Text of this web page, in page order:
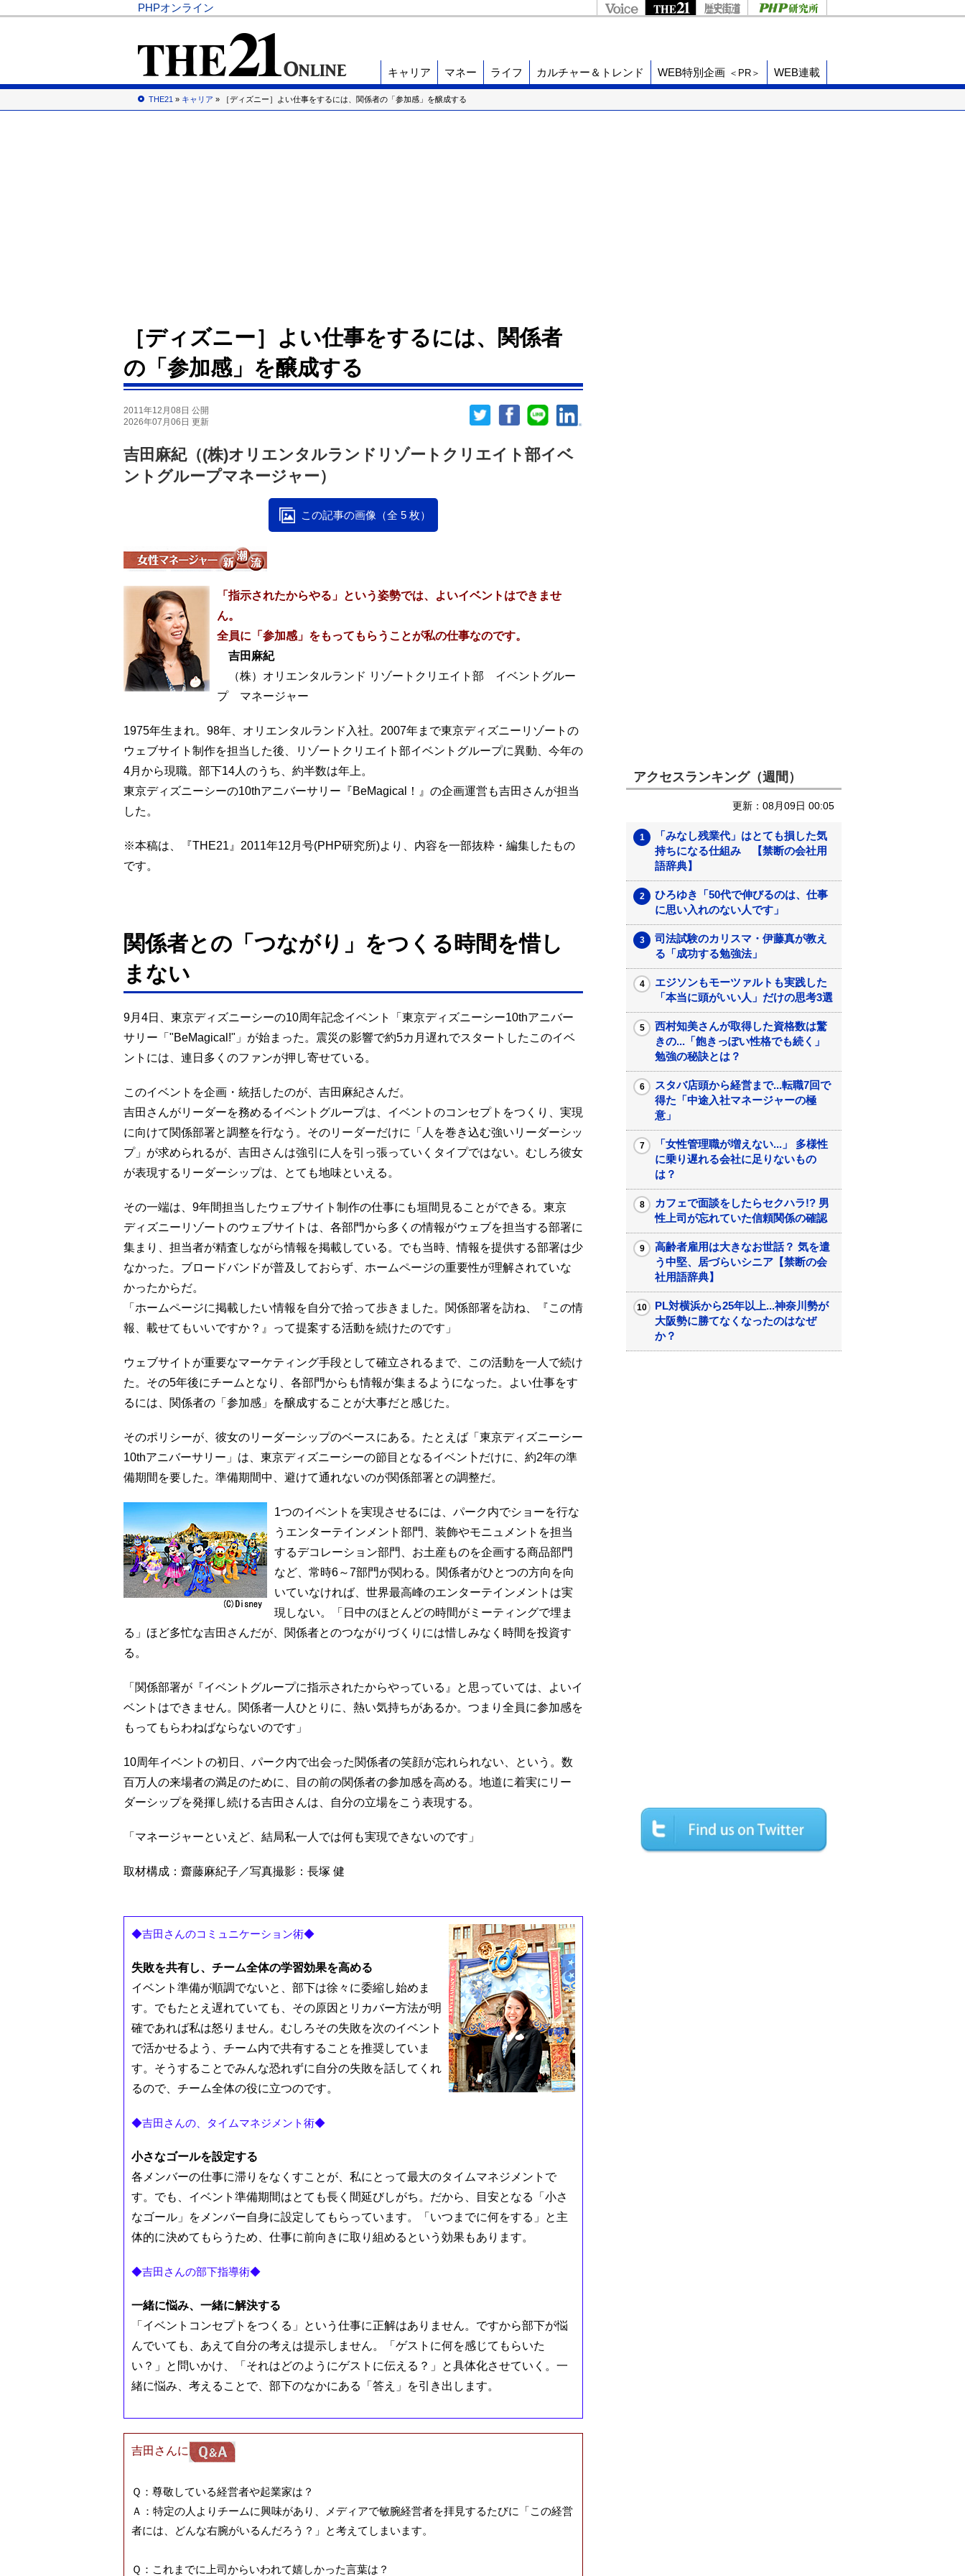
PHPオンライン
キャリア マネー ライフ カルチャー＆トレンド WEB特別企画 ＜PR＞ WEB連載
THE21 » キャリア » ［ディズニー］よい仕事をするには、関係者の「参加感」を醸成する
［ディズニー］よい仕事をするには、関係者
の「参加感」を醸成する
2011年12月08日 公開
2026年07月06日 更新
吉田麻紀（(株)オリエンタルランドリゾートクリエイト部イベ
ントグループマネージャー）
この記事の画像（全 5 枚）
「指示されたからやる」という姿勢では、よいイベントはできませ
ん。
全員に「参加感」をもってもらうことが私の仕事なのです。
吉田麻紀
（株）オリエンタルランド リゾートクリエイト部 イベントグルー
プ マネージャー
1975年生まれ。98年、オリエンタルランド入社。2007年まで東京ディズニーリゾートの
ウェブサイト制作を担当した後、リゾートクリエイト部イベントグループに異動、今年の
4月から現職。部下14人のうち、約半数は年上。
東京ディズニーシーの10thアニバーサリー『BeMagical！』の企画運営も吉田さんが担当
した。
※本稿は、 『THE21』2011年12月号(PHP研究所)より、内容を一部抜粋・編集したもの
です。
関係者との「つながり」をつくる時間を惜し
まない
9月4日、東京ディズニーシーの10周年記念イベント「東京ディズニーシー10thアニバー
サリー「"BeMagical!"」が始まった。震災の影響で約5カ月遅れでスタートしたこのイベ
ントには、連日多くのファンが押し寄せている。
このイベントを企画・統括したのが、吉田麻紀さんだ。
吉田さんがリーダーを務めるイベントグループは、イベントのコンセプトをつくり、実現
に向けて関係部署と調整を行なう。そのリーダーだけに「人を巻き込む強いリーダーシッ
プ」が求められるが、吉田さんは強引に人を引っ張っていくタイプではない。むしろ彼女
が表現するリーダーシップは、とても地味といえる。
その一端は、9年間担当したウェブサイト制作の仕事にも垣間見ることができる。東京
ディズニーリゾートのウェブサイトは、各部門から多くの情報がウェブを担当する部署に
集まり、担当者が精査しながら情報を掲載している。でも当時、情報を提供する部署は少
なかった。ブロードバンドが普及しておらず、ホームページの重要性が理解されていな
かったからだ。
「ホームページに掲載したい情報を自分で拾って歩きました。関係部署を訪ね、『この情
報、載せてもいいですか？』って提案する活動を続けたのです」
ウェブサイトが重要なマーケティング手段として確立されるまで、この活動を一人で続け
た。その5年後にチームとなり、各部門からも情報が集まるようになった。よい仕事をす
るには、関係者の「参加感」を醸成することが大事だと感じた。
そのポリシーが、彼女のリーダーシップのベースにある。たとえば「東京ディズニーシー
10thアニバーサリー」は、東京ディズニーシーの節目となるイベン卜だけに、約2年の準
備期間を要した。準備期間中、避けて通れないのが関係部署との調整だ。
1つのイベントを実現させるには、パーク内でショーを行な
うエンターテインメント部門、装飾やモニュメントを担当
するデコレーション部門、お土産ものを企画する商品部門
など、常時6～7部門が関わる。関係者がひとつの方向を向
いていなければ、世界最高峰のエンターテインメントは実
現しない。「日中のほとんどの時間がミーティングで埋ま
る」ほど多忙な吉田さんだが、関係者とのつながりづくりには惜しみなく時間を投資す
る。
「関係部署が『イベントグループに指示されたからやっている』と思っていては、よいイ
ベントはできません。関係者一人ひとりに、熱い気持ちがあるか。つまり全員に参加感を
もってもらわねばならないのです」
10周年イベントの初日、パーク内で出会った関係者の笑顔が忘れられない、という。数
百万人の来場者の満足のために、目の前の関係者の参加感を高める。地道に着実にリー
ダーシップを発揮し続ける吉田さんは、自分の立場をこう表現する。
「マネージャーといえど、結局私一人では何も実現できないのです」
取材構成：齋藤麻紀子／写真撮影：長塚 健
◆吉田さんのコミュニケーション術◆
失敗を共有し、チーム全体の学習効果を高める
イベント準備が順調でないと、部下は徐々に委縮し始めま
す。でもたとえ遅れていても、その原因とリカバー方法が明
確であれば私は怒りません。むしろその失敗を次のイベント
で活かせるよう、チーム内で共有することを推奨していま
す。そうすることでみんな恐れずに自分の失敗を話してくれ
るので、チーム全体の役に立つのです。
◆吉田さんの、タイムマネジメント術◆
小さなゴールを設定する
各メンバーの仕事に滞りをなくすことが、私にとって最大のタイムマネジメントで
す。でも、イベント準備期間はとても長く間延びしがち。だから、目安となる「小さ
なゴール」をメンバー自身に設定してもらっています。「いつまでに何をする」と主
体的に決めてもらうため、仕事に前向きに取り組めるという効果もあります。
◆吉田さんの部下指導術◆
一緒に悩み、一緒に解決する
「イベントコンセプトをつくる」という仕事に正解はありません。ですから部下が悩
んでいても、あえて自分の考えは提示しません。「ゲストに何を感じてもらいた
い？」と問いかけ、「それはどのようにゲストに伝える？」と具体化させていく。一
緒に悩み、考えることで、部下のなかにある「答え」を引き出します。
吉田さんに
Ｑ：尊敬している経営者や起業家は？
Ａ：特定の人よりチームに興味があり、メディアで敏腕経営者を拝見するたびに「この経営
者には、どんな右腕がいるんだろう？」と考えてしまいます。
Ｑ：これまでに上司からいわれて嬉しかった言葉は？
アクセスランキング（週間）
更新：08月09日 00:05
「みなし残業代」はとても損した気
持ちになる仕組み 【禁断の会社用
語辞典】
ひろゆき「50代で伸びるのは、仕事
に思い入れのない人です」
司法試験のカリスマ・伊藤真が教え
る「成功する勉強法」
エジソンもモーツァルトも実践した
「本当に頭がいい人」だけの思考3選
西村知美さんが取得した資格数は驚
きの...「飽きっぽい性格でも続く」
勉強の秘訣とは？
スタバ店頭から経営まで...転職7回で
得た「中途入社マネージャーの極
意」
「女性管理職が増えない...」 多様性
に乗り遅れる会社に足りないもの
は？
カフェで面談をしたらセクハラ!? 男
性上司が忘れていた信頼関係の確認
高齢者雇用は大きなお世話？ 気を遣
う中堅、居づらいシニア【禁断の会
社用語辞典】
PL対横浜から25年以上...神奈川勢が
大阪勢に勝てなくなったのはなぜ
か？